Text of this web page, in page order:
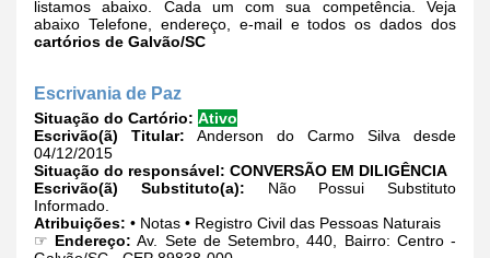
listamos abaixo. Cada um com sua competência. Veja
abaixo Telefone, endereço, e-mail e todos os dados dos
cartórios de Galvão/SC
Escrivania de Paz
Situação do Cartório: Ativo
Escrivão(ã) Titular: Anderson do Carmo Silva desde
04/12/2015
Situação do responsável: CONVERSÃO EM DILIGÊNCIA
Escrivão(ã) Substituto(a): Não Possui Substituto
Informado.
Atribuições: • Notas • Registro Civil das Pessoas Naturais
☞ Endereço: Av. Sete de Setembro, 440, Bairro: Centro -